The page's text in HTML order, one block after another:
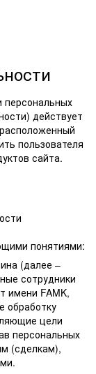
персональных
действует
пользователя
сайта.
понятиями:
(далее –
сотрудники
имени FAMK,
обработку
цели
персональных
(сделкам),